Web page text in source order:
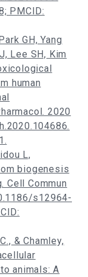
PMCID:
GH, Yang
Lee SH, Kim
human
2020
L,
biogenesis
Cell Commun
s12964-
& Chamley,
animals: A